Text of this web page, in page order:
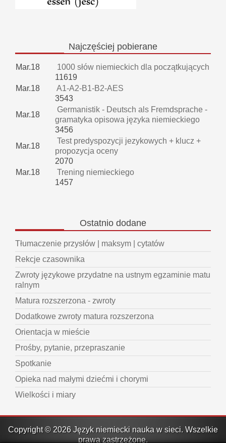
Najczęściej pobierane
Mar.18
1000 słów niemieckich dla początkujących
11619
Mar.18
A1-A2-B1-B2-AES
3543
Mar.18
Germanistik - Deutsch als Fremdsprache -
gramatyka opisowa języka niemieckiego
3456
Mar.18
Test predyspozycji jezykowych + klucz +
propozycja oceny
2070
Mar.18
Trening niemieckiego
1457
Ostatnio dodane
Tłumaczenie przysłów | maksym | cytatów
Rekcje czasownika
Zwroty językowe przydatne na ustnym egzaminie matu
ralnym
Matura rozszerzona - zwroty
Dodatkowe zwroty matura rozszerzona
Orientacja w mieście
Prośby, pytanie, przepraszanie
Spotkanie
Opieka nad małymi dziećmi i chorymi
Wielkości i miary
Copyright © 2026 Język niemiecki nauka w sieci. Wszelkie
prawa zastrzeżone.